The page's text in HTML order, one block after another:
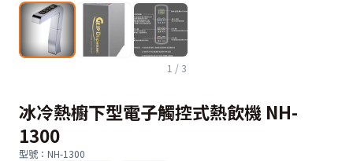
1 / 3
冰冷熱櫥下型電子觸控式熱飲機 NH-
1300
型號 ： NH-1300